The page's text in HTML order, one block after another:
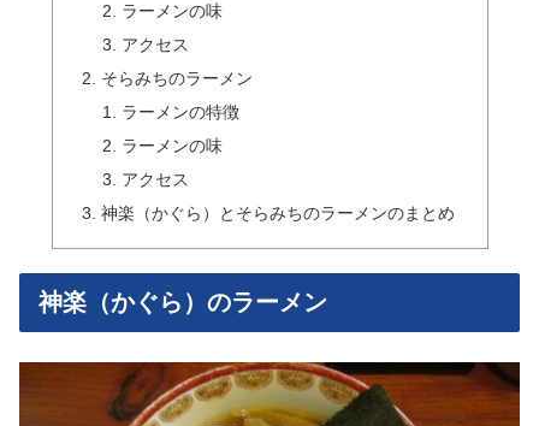
ラーメンの味
アクセス
そらみちのラーメン
ラーメンの特徴
ラーメンの味
アクセス
神楽（かぐら）とそらみちのラーメンのまとめ
神楽（かぐら）のラーメン